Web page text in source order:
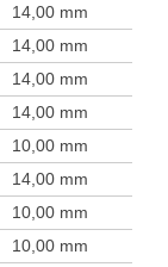
14,00 mm
14,00 mm
14,00 mm
14,00 mm
10,00 mm
14,00 mm
10,00 mm
10,00 mm